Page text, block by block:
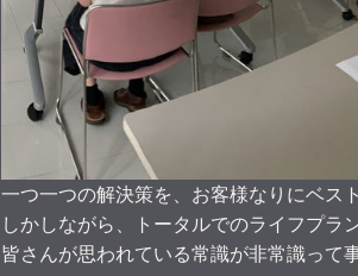
一つ一つの解決策を、お客様なりにベス
しかしながら、トータルでのライフプラ
皆さんが思われている常識が非常識って